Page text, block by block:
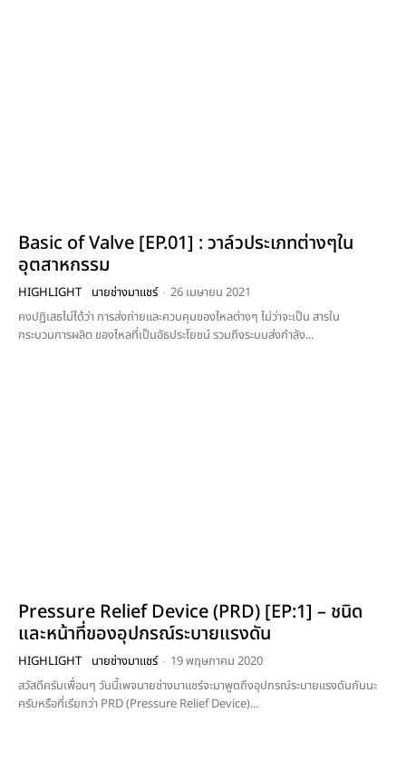
Basic of Valve [EP.01] : วาล์วประเภทต่างๆใน
อุตสาหกรรม
HIGHLIGHT นายช่างมาแชร์ - 26 เมษายน 2021
คงปฏิเสธไม่ได้ว่า การส่งถ่ายและควบคุมของไหลต่างๆ ไม่ว่าจะเป็น สารใน
กระบวนการผลิต ของไหลที่เป็นอัธประโยชน์ รวมถึงระบบส่งกำลัง...
Pressure Relief Device (PRD) [EP:1] – ชนิด
และหน้าที่ของอุปกรณ์ระบายแรงดัน
HIGHLIGHT นายช่างมาแชร์ - 19 พฤษภาคม 2020
สวัสดีครับเพื่อนๆ วันนี้เพจนายช่างมาแชร์จะมาพูดถึงอุปกรณ์ระบายแรงดันกันนะ
ครับหรือที่เรียกว่า PRD (Pressure Relief Device)...